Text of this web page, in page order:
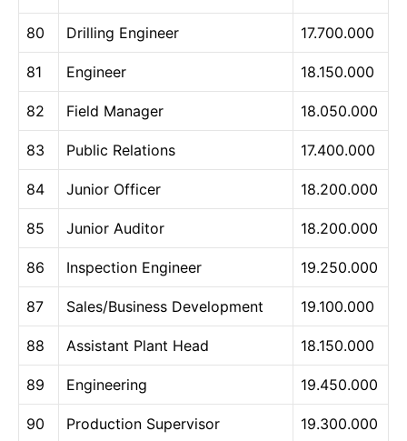
80 Drilling Engineer 17.700.000
81 Engineer 18.150.000
82 Field Manager 18.050.000
83 Public Relations 17.400.000
84 Junior Officer 18.200.000
85 Junior Auditor 18.200.000
86 Inspection Engineer 19.250.000
87 Sales/Business Development 19.100.000
88 Assistant Plant Head 18.150.000
89 Engineering 19.450.000
90 Production Supervisor 19.300.000